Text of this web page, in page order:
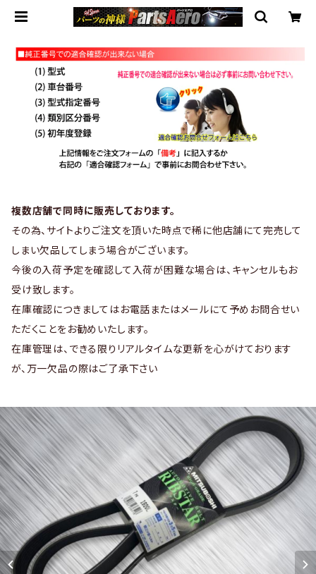
複数店舗で同時に販売しております。
その為、サイトよりご注文を頂いた時点で稀に他店舗にて完売して
しまい欠品してしまう場合がございます。
今後の入荷予定を確認して入荷が困難な場合は、キャンセルもお
受け致します。
在庫確認につきましてはお電話またはメールにて予めお問合せい
ただくことをお勧めいたします。
在庫管理は、できる限りリアルタイムな更新を心がけております
が、万一欠品の際はご了承下さい